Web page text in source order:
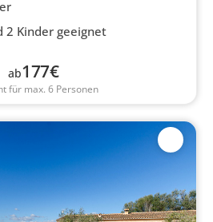
2 Kinder geeignet
ab177€
für max. 6 Personen